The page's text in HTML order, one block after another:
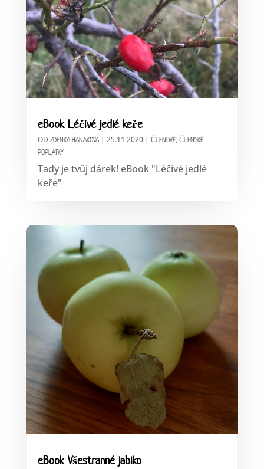
eBook Léčivé jedlé keře
OD ZDENKA HANAKOVA| 25.11.2020| ČLENOVÉ, ČLENSKÉ
POPLATKY
Tady je tvůj dárek! eBook "Léčivé jedlé
keře"
eBook Všestranné jablko